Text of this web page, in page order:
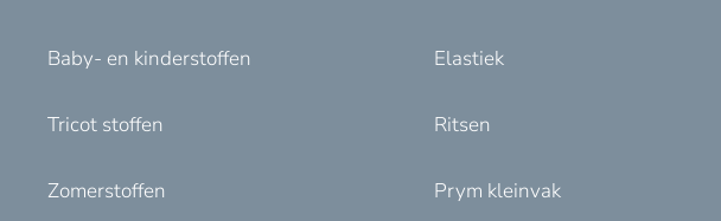
Baby- en kinderstoffen
Tricot stoffen
Zomerstoffen
Elastiek
Ritsen
Prym kleinvak